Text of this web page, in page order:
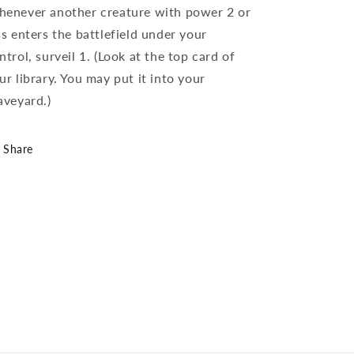
another creature with power 2 or
enters the battlefield under your
surveil 1. (Look at the top card of
library. You may put it into your
Share